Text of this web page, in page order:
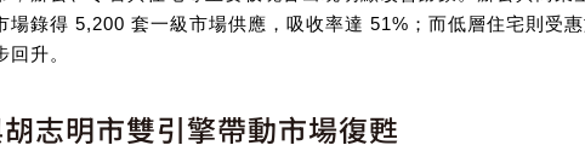
場錄得 5,200 套一級市場供應，吸收率達 51%；而低層住宅則受
回升。
志明市雙引擎帶動市場復甦